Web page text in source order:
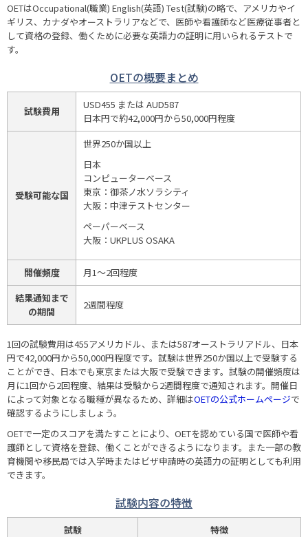
OETはOccupational(職業) English(英語) Test(試験)の略で、アメリカやイ
ギリス、カナダやオーストラリアなどで、医師や看護師など医療従事者と
して資格の登録、働くために必要な英語力の証明に用いられるテストで
す。
OETの概要まとめ
試験費用
USD455 または AUD587
日本円で約42,000円から50,000円程度
受験可能な国
世界250か国以上
日本
コンピューターベース
東京：御茶ノ水ソラシティ
大阪：中津テストセンター
ペーパーベース
大阪：UKPLUS OSAKA
開催頻度
月1〜2回程度
結果通知まで
の期間
2週間程度
1回の試験費用は455アメリカドル、または587オーストラリアドル、日本
円で42,000円から50,000円程度です。試験は世界250か国以上で受験する
ことができ、日本でも東京または大阪で受験できます。試験の開催頻度は
月に1回から2回程度、結果は受験から2週間程度で通知されます。開催日
によって対象となる職種が異なるため、詳細はOETの公式ホームページで
確認するようにしましょう。
OETで一定のスコアを満たすことにより、OETを認めている国で医師や看
護師として資格を登録、働くことができるようになります。また一部の教
育機関や移民局では入学時またはビザ申請時の英語力の証明としても利用
できます。
試験内容の特徴
試験
特徴